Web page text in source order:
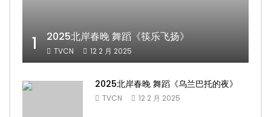
1 2025北岸春晚 舞蹈《筷乐飞扬》
TVCN 12 2 月 2025
2025北岸春晚 舞蹈《乌兰巴托的夜》
TVCN 12 2 月 2025